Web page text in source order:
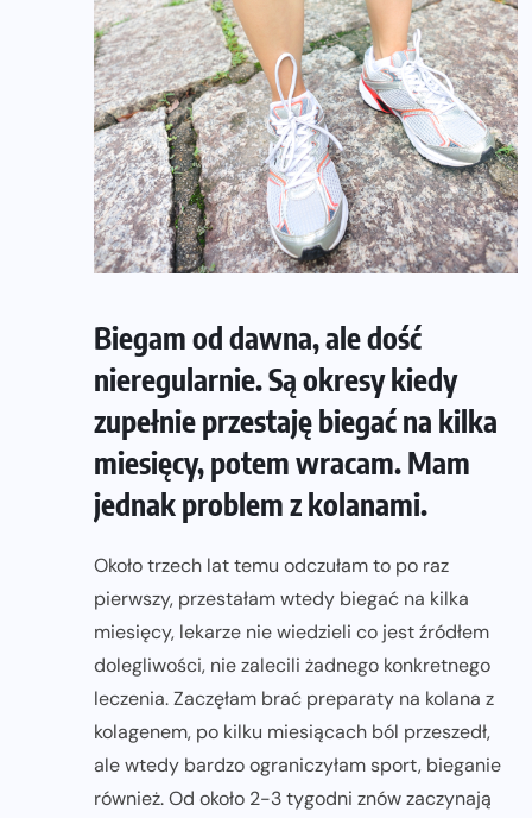
Biegam od dawna, ale dość
nieregularnie. Są okresy kiedy
zupełnie przestaję biegać na kilka
miesięcy, potem wracam. Mam
jednak problem z kolanami.
Około trzech lat temu odczułam to po raz
pierwszy, przestałam wtedy biegać na kilka
miesięcy, lekarze nie wiedzieli co jest źródłem
dolegliwości, nie zalecili żadnego konkretnego
leczenia. Zaczęłam brać preparaty na kolana z
kolagenem, po kilku miesiącach ból przeszedł,
ale wtedy bardzo ograniczyłam sport, bieganie
również. Od około 2-3 tygodni znów zaczynają